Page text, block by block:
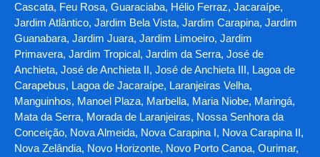
Cascata, Feu Rosa, Guaraciaba, Hélio Ferraz, Jacaraípe,
Jardim Atlântico, Jardim Bela Vista, Jardim Carapina, Jardim
Guanabara, Jardim Juara, Jardim Limoeiro, Jardim
Primavera, Jardim Tropical, Jardim da Serra, José de
Anchieta, José de Anchieta II, José de Anchieta III, Lagoa de
Carapebus, Lagoa de Jacaraípe, Laranjeiras Velha,
Manguinhos, Manoel Plaza, Marbella, Maria Niobe, Maringá,
Mata da Serra, Morada de Laranjeiras, Nossa Senhora da
Conceição, Nova Almeida, Nova Carapina I, Nova Carapina II,
Nova Zelândia, Novo Horizonte, Novo Porto Canoa, Ourimar,